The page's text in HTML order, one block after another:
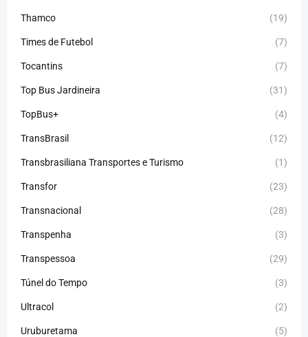
Thamco (19)
Times de Futebol (7)
Tocantins (7)
Top Bus Jardineira (31)
TopBus+ (4)
TransBrasil (12)
Transbrasiliana Transportes e Turismo (1)
Transfor (23)
Transnacional (28)
Transpenha (3)
Transpessoa (29)
Túnel do Tempo (3)
Ultracol (2)
Uruburetama (5)